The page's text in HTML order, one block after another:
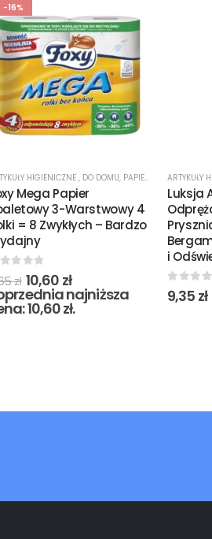
-16%
HIGIENICZNE , DO DOMU, PAPIER TOALETOWY ,
Mega Papier
3-Warstwowy 4
= 8 Zwykłych – Bardzo
of 5
zł 10,60 zł
najniższa
10,60zł.
ARTYKUŁY
Luksja
i
0out of 5
9,35 zł